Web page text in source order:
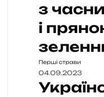
з
і
Перші страви
04.09.2023